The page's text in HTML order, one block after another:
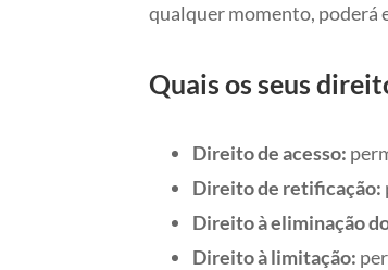
qualquer momento, poderá
Quais os seus
Direito de acesso:
Direito de retificação:
Direito à eliminação
Direito à limitação: